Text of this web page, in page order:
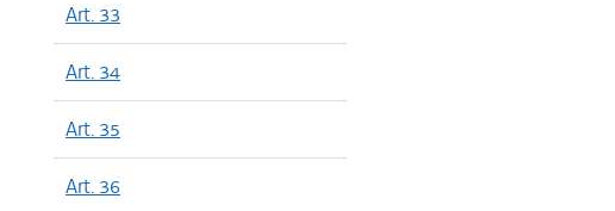
Art. 33
Art. 34
Art. 35
Art. 36